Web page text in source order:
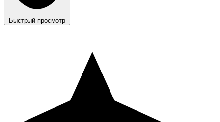
Быстрый просмотр